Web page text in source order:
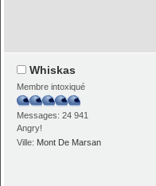
Whiskas
Membre intoxiqué
Messages: 24 941
Angry!
Ville: Mont De Marsan